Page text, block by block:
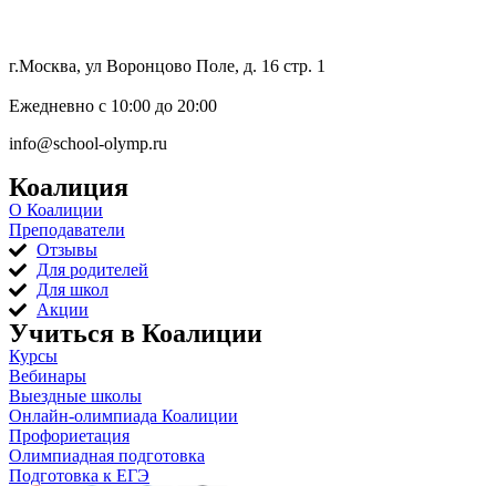
г.Москва, ул Воронцово Поле, д. 16 стр. 1
Ежедневно с 10:00 до 20:00
info@school-olymp.ru
Коалиция
О Коалиции
Преподаватели
Отзывы
Для родителей
Для школ
Акции
Учиться в Коалиции
Курсы
Вебинары
Выездные школы
Онлайн-олимпиада Коалиции
Профориетация
Олимпиадная подготовка
Подготовка к ЕГЭ